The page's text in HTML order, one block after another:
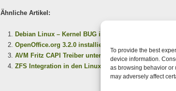
To provide the best
device information.
as browsing behavior or
may adversely affect
Ähnliche Artikel:
Debian Linux – Kernel BUG in Kernel 2.6.32-trunk
OpenOffice.org 3.2.0 installieren unter Ubuntu 9.10
AVM Fritz CAPI Treiber unter Debian Lenny
ZFS Integration in den Linux-Kernel